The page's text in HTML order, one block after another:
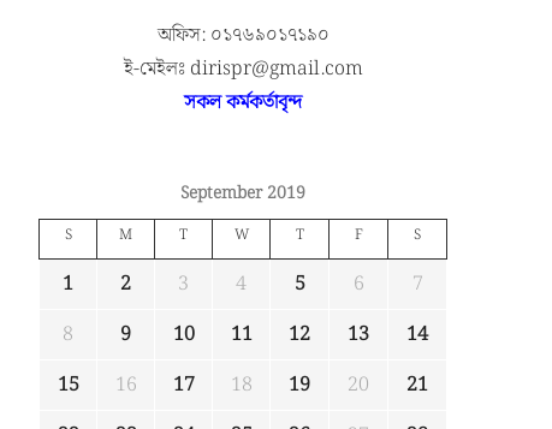
অফিস: ০১৭৬৯০১৭১৯০
ই-মেইলঃ dirispr@gmail.com
সকল কর্মকর্তাবৃন্দ
September 2019
S M T W T F S
1 2 3 4 5 6
7
8
9 10 11 12 13
14
15
16 17 18 19 20
21